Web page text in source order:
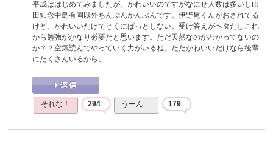
平成ははじめてみましたが、かわいいのですがなにせ人数は多いし山
田知念中島有岡以外ちんぷんかんぷんです。伊野尾くんがおされてる
けど、かわいいだけでとくにぱっとしない。受け答えがヘタだしこれ
から勉強がかなり必要だと思います。ただ天然なのかわかってないの
か？？空気読んでやっていく力がいるね。ただかわいいだけなら後輩
にたくさんいるから。
それな！ 294 うーん… 179